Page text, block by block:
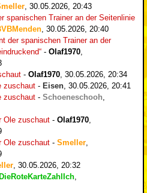
30.05.2026, 20:43
spanischen Trainer an der Seitenlinie
30.05.2026, 20:40
der spanischen Trainer an der
- Olaf1970
- Olaf1970 30.05.2026, 20:34
zuschaut - Eisen 30.05.2026, 20:41
zuschaut - Schoeneschooh
Ole zuschaut - Olaf1970
Ole zuschaut - Smeller
30.05.2026, 20:32
DieRoteKarteZahlIch